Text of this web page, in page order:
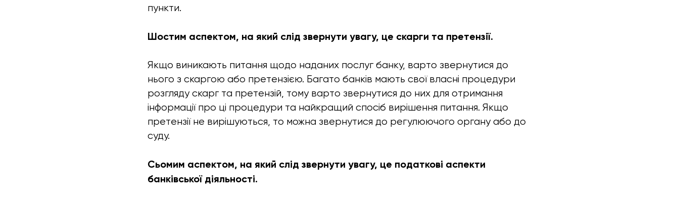
пункти.
Шостим аспектом, на який слід звернути увагу, це скарги та претензії.
Якщо виникають питання щодо наданих послуг банку, варто звернутися до
нього з скаргою або претензією. Багато банків мають свої власні процедури
розгляду скарг та претензій, тому варто звернутися до них для отримання
інформації про ці процедури та найкращий спосіб вирішення питання. Якщо
претензії не вирішуються, то можна звернутися до регулюючого органу або до
суду.
Сьомим аспектом, на який слід звернути увагу, це податкові аспекти
банківської діяльності.